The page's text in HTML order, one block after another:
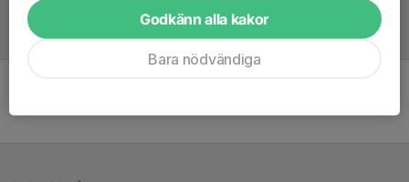
Referat
Godkänn alla kakor
Bara nödvändiga